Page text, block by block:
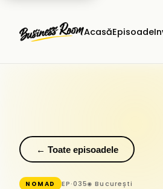
AcasăEpisoade
← Toate episoadele
NOMAD EP·035◉ București